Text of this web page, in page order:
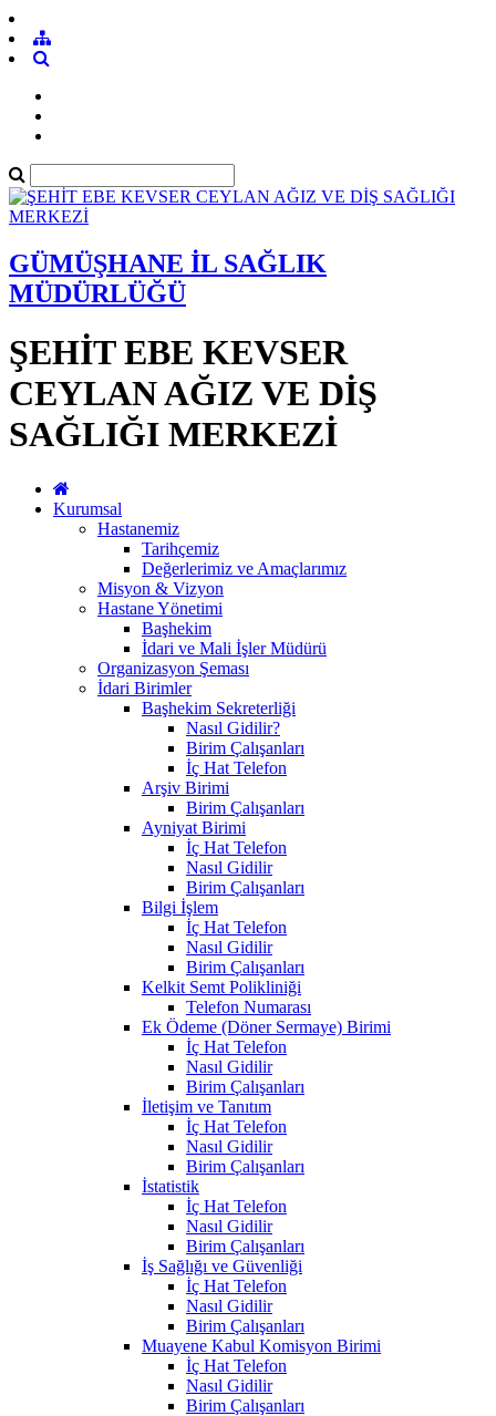
GÜMÜŞHANE İL SAĞLIK
MÜDÜRLÜĞÜ
ŞEHİT EBE KEVSER
CEYLAN AĞIZ VE DİŞ
SAĞLIĞI MERKEZİ
Kurumsal
Hastanemiz
Tarihçemiz
Değerlerimiz ve Amaçlarımız
Misyon & Vizyon
Hastane Yönetimi
Başhekim
İdari ve Mali İşler Müdürü
Organizasyon Şeması
İdari Birimler
Başhekim Sekreterliği
Nasıl Gidilir?
Birim Çalışanları
İç Hat Telefon
Arşiv Birimi
Birim Çalışanları
Ayniyat Birimi
İç Hat Telefon
Nasıl Gidilir
Birim Çalışanları
Bilgi İşlem
İç Hat Telefon
Nasıl Gidilir
Birim Çalışanları
Kelkit Semt Polikliniği
Telefon Numarası
Ek Ödeme (Döner Sermaye) Birimi
İç Hat Telefon
Nasıl Gidilir
Birim Çalışanları
İletişim ve Tanıtım
İç Hat Telefon
Nasıl Gidilir
Birim Çalışanları
İstatistik
İç Hat Telefon
Nasıl Gidilir
Birim Çalışanları
İş Sağlığı ve Güvenliği
İç Hat Telefon
Nasıl Gidilir
Birim Çalışanları
Muayene Kabul Komisyon Birimi
İç Hat Telefon
Nasıl Gidilir
Birim Çalışanları